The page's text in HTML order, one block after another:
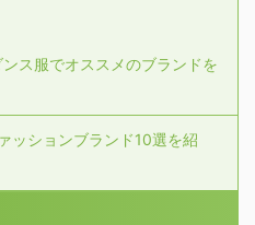
ンス服でオススメのブランドを
ッションブランド10選を紹